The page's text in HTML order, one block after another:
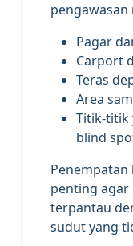
pengawasan
Pagar
Carport
Teras
Area
Titik-titik
blind
penting
terpantau
sudut yang